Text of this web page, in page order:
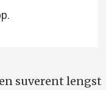
suverent lengst